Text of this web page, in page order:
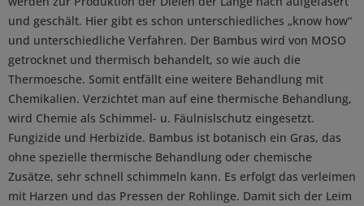
und geschält. Hier gibt es schon unterschiedliches „know how“
und unterschiedliche Verfahren. Der Bambus wird von MOSO
getrocknet und thermisch behandelt, so wie auch die
Thermoesche. Somit entfällt eine weitere Behandlung mit
Chemikalien. Verzichtet man auf eine thermische Behandlung,
wird Chemie als Schimmel- u. Fäulnislschutz eingesetzt.
Fungizide und Herbizide. Bambus ist botanisch ein Gras, das
ohne spezielle thermische Behandlung oder chemische
Zusätze, sehr schnell schimmeln kann. Es erfolgt das verleimen
mit Harzen und das Pressen der Rohlinge. Damit sich der Leim